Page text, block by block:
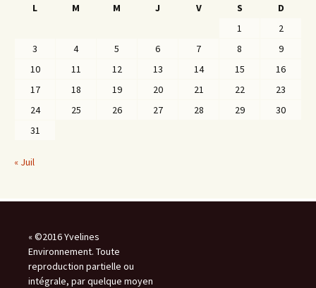
L
M M J V S
D
1
2
3
4 5 6 7 8
9
10
11 12 13 14 15
16
17
18 19 20 21 22
23
24
25 26 27 28 29
30
31
« Juil
« ©2016 Yvelines
Environnement. Toute
reproduction partielle ou
intégrale, par quelque moyen